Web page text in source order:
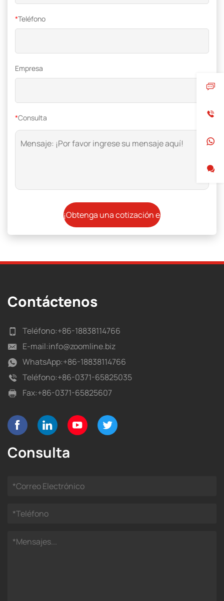
*Teléfono
Empresa
*Consulta
Contáctenos
Teléfono:+86-18838114766
E-mail:info@zoomline.biz
WhatsApp:+86-18838114766
Teléfono:+86-0371-65825035
Fax:+86-0371-65825607
Consulta